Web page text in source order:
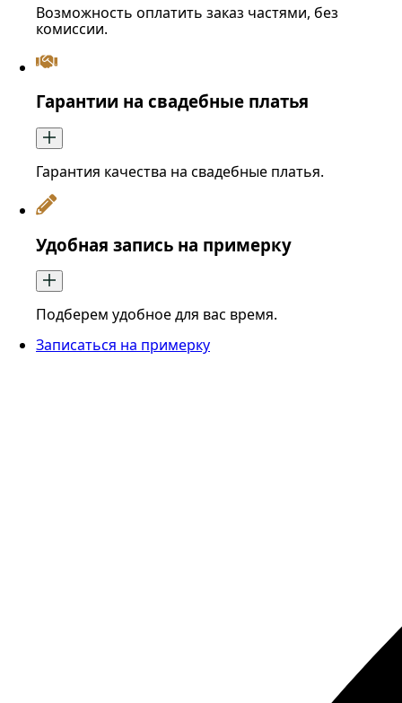
Возможность оплатить заказ частями, без
комиссии.
Гарантии на свадебные платья
Гарантия качества на свадебные платья.
Удобная запись на примерку
Подберем удобное для вас время.
Записаться на примерку